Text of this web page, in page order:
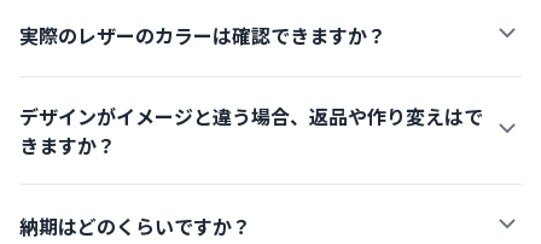
実際のレザーのカラーは確認できますか？
デザインがイメージと違う場合、返品や作り変えはで
きますか？
納期はどのくらいですか？